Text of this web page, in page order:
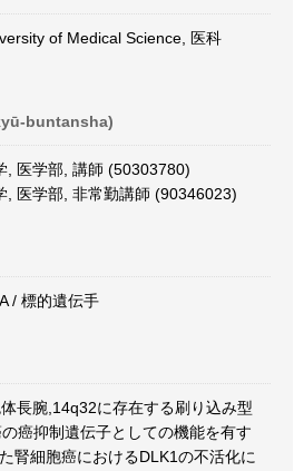
of Medical Science, 医科
buntansha)
, 医学部, 講師 (50303780)
, 医学部, 非常勤講師 (90346023)
/ 標的遺伝手
長腕,14q32に存在する刷り込み型
癌抑制遺伝子としての機能を有す
腎細胞癌におけるDLK1の不活化に